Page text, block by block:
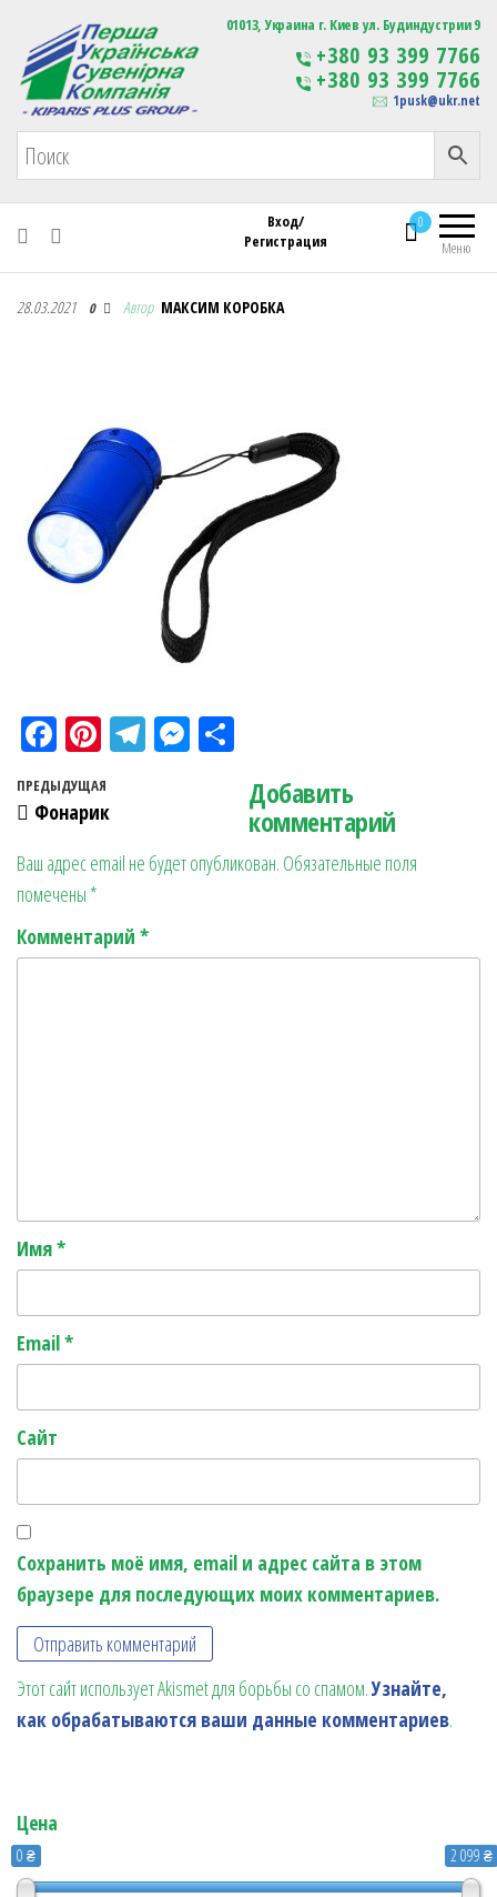
Первая Украинская Сувенирная Компания Изготовление
сувенирной продукции
с логотипом
01013, Украина г. Киев ул. Будиндустрии 9
+380 93 399 7766
+380 93 399 7766
1pusk@ukr.net
Меню
0
Вход/
Регистрация
Первая Украинская Сувенирная Компания
28.03.2021 0 Автор МАКСИМ КОРОБКА
Fa
ce
bo
ok
Pi
nt
er
t
Te
m
M
ge
ра
в
ит
Навигация по записям
Предыдущая запись
ПРЕДЫДУЩАЯ
Фонарик
Добавить
комментарий
Ваш адрес email не будет опубликован. Обязательные поля
помечены *
Комментарий *
Имя*
Email*
Сайт
Сохранить моё имя, email и адрес сайта в этом
браузере для последующих моих комментариев.
Этот сайт использует Akismet для борьбы со спамом.Узнайте,
как обрабатываются ваши данные комментариев.
Цена
0 ₴ 2 099 ₴